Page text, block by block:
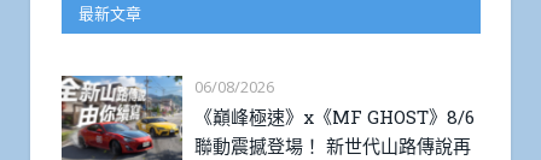
最新文章
06/08/2026
《巔峰極速》x《MF GHOST》8/6
聯動震撼登場！ 新世代山路傳說再